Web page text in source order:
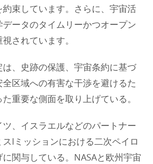
約束しています。さらに、宇宙活
ータのタイムリーかつオープン
されています。
は、史跡の保護、宇宙条約に基づ
全区域への有害な干渉を避けるた
重要な側面を取り上げている。
ツ、イスラエルなどのパートナー
スIミッションにおける二次ペイロ
関与している。NASAと欧州宇宙